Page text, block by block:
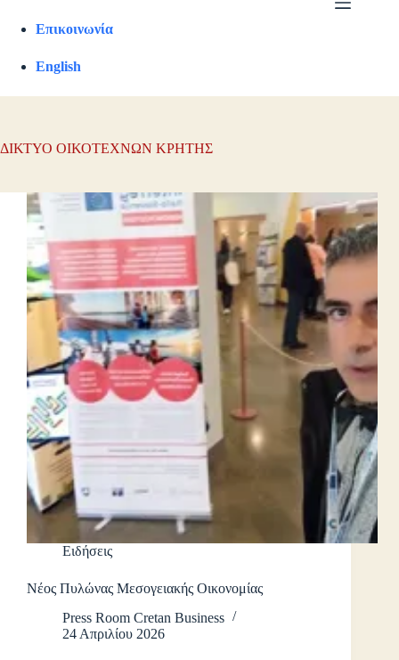
Επικοινωνία
English
ΔΙΚΤΥΟ ΟΙΚΟΤΕΧΝΩΝ ΚΡΗΤΗΣ
Ειδήσεις
Νέος Πυλώνας Μεσογειακής Οικονομίας
Press Room Cretan Business
24 Απριλίου 2026